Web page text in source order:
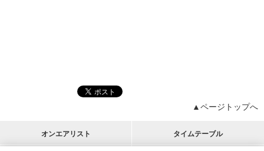
▲ページトップへ
オンエアリスト タイムテーブル